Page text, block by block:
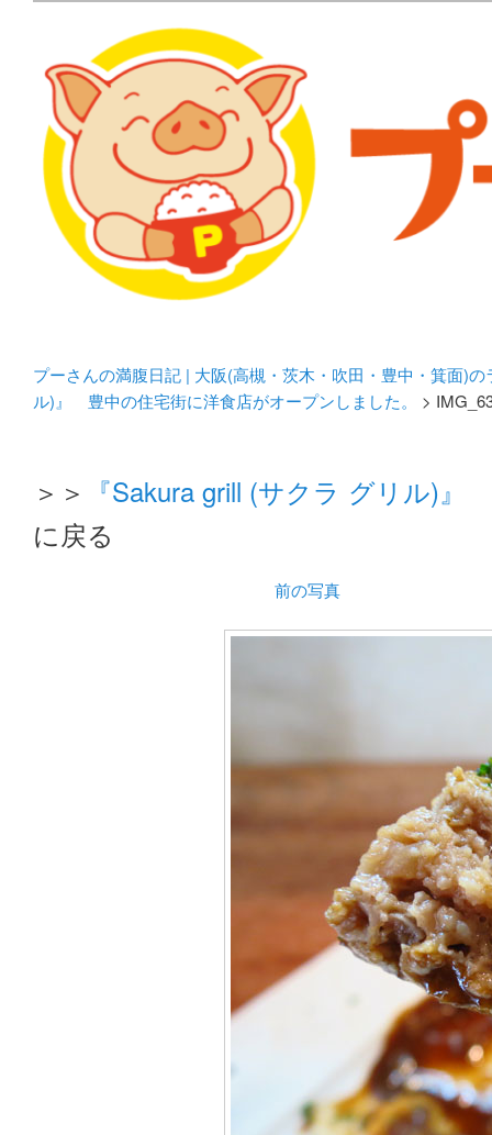
プーさんの満腹日記 |
豊中・箕面)のランチ＆
化してます。
プーさんの満腹日記 | 大阪(高槻・茨木・吹田・豊中・箕面)
ル)』 豊中の住宅街に洋食店がオープンしました。
>
＞＞ 『Sakura grill (サクラ グリル)
に戻る
前の写真